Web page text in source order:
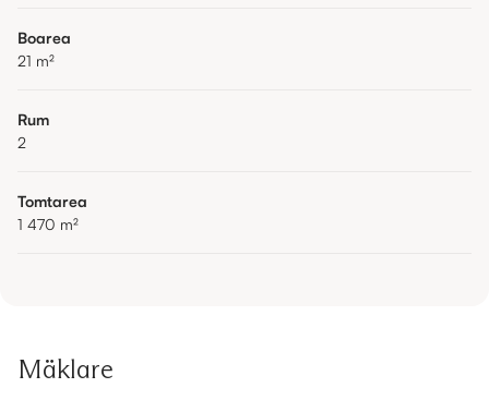
Boarea
21 m²
Rum
2
Tomtarea
1 470 m²
Mäklare